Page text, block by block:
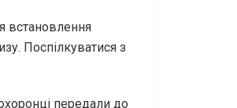
встановлення
Поспілкуватися з
передали до